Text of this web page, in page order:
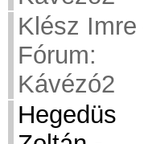
Klész Imre
Fórum:
Kávézó2
Hegedüs